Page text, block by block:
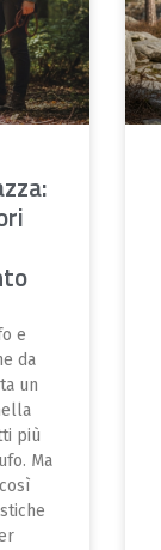
e
da
un
più
Ma